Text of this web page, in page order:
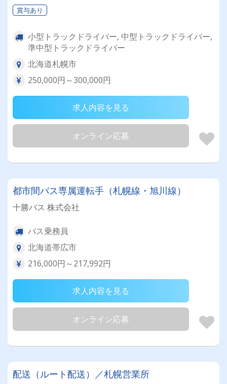
賞与あり
小型トラックドライバー, 中型トラックドライバー,
準中型トラックドライバー
北海道札幌市
250,000円～300,000円
求人内容を見る
オンライン応募
都市間バス専属運転手（札幌線・旭川線）
十勝バス 株式会社
バス乗務員
北海道帯広市
216,000円～217,992円
求人内容を見る
オンライン応募
配送（ルート配送）／札幌営業所